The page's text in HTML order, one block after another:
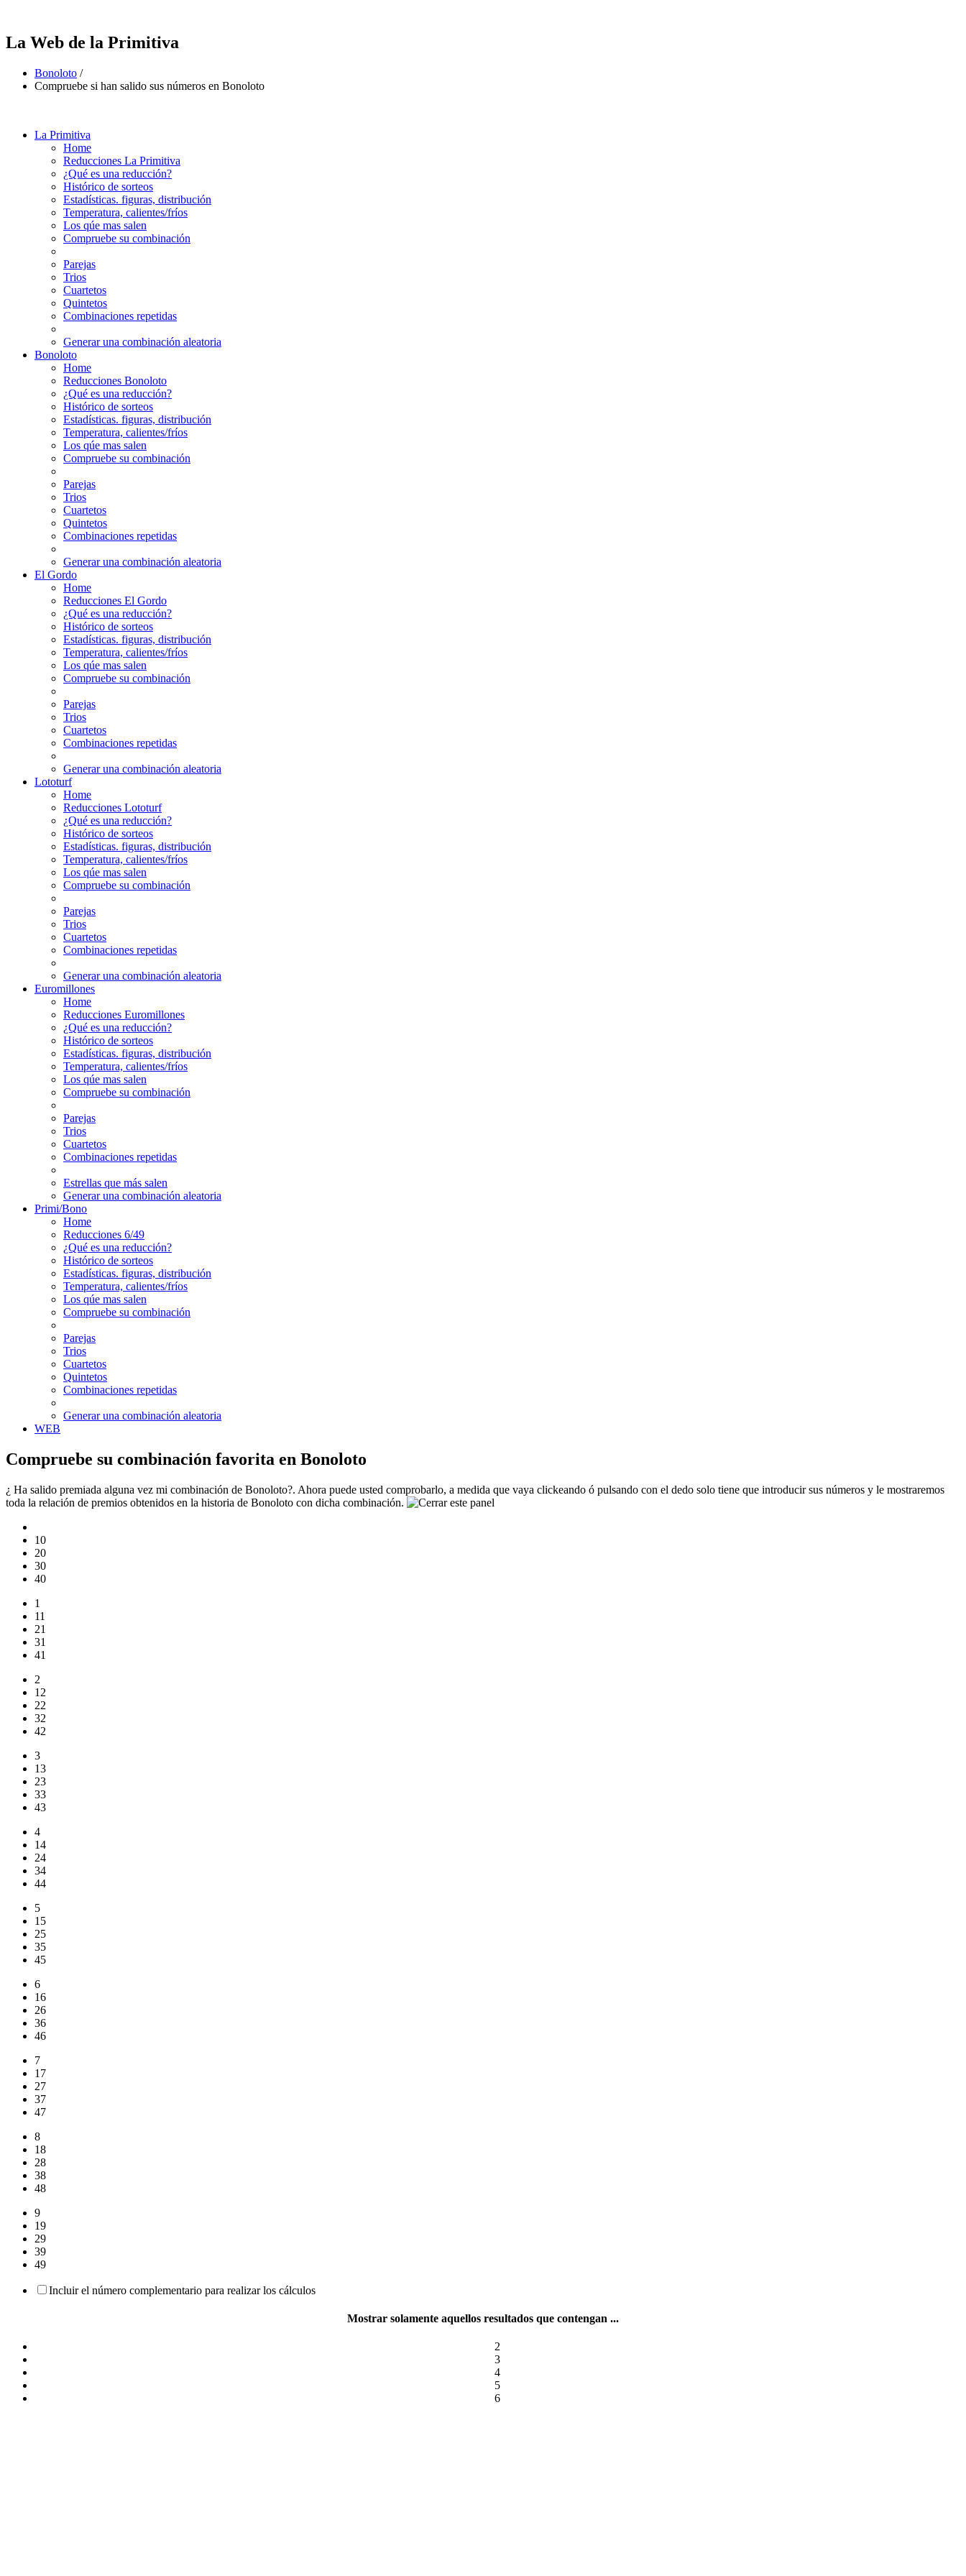
La Web de la Primitiva
Bonoloto /
Compruebe si han salido sus números en Bonoloto
La Primitiva
Home
Reducciones La Primitiva
¿Qué es una reducción?
Histórico de sorteos
Estadísticas. figuras, distribución
Temperatura, calientes/fríos
Los qúe mas salen
Compruebe su combinación
Parejas
Trios
Cuartetos
Quintetos
Combinaciones repetidas
Generar una combinación aleatoria
Bonoloto
Home
Reducciones Bonoloto
¿Qué es una reducción?
Histórico de sorteos
Estadísticas. figuras, distribución
Temperatura, calientes/fríos
Los qúe mas salen
Compruebe su combinación
Parejas
Trios
Cuartetos
Quintetos
Combinaciones repetidas
Generar una combinación aleatoria
El Gordo
Home
Reducciones El Gordo
¿Qué es una reducción?
Histórico de sorteos
Estadísticas. figuras, distribución
Temperatura, calientes/fríos
Los qúe mas salen
Compruebe su combinación
Parejas
Trios
Cuartetos
Combinaciones repetidas
Generar una combinación aleatoria
Lototurf
Home
Reducciones Lototurf
¿Qué es una reducción?
Histórico de sorteos
Estadísticas. figuras, distribución
Temperatura, calientes/fríos
Los qúe mas salen
Compruebe su combinación
Parejas
Trios
Cuartetos
Combinaciones repetidas
Generar una combinación aleatoria
Euromillones
Home
Reducciones Euromillones
¿Qué es una reducción?
Histórico de sorteos
Estadísticas. figuras, distribución
Temperatura, calientes/fríos
Los qúe mas salen
Compruebe su combinación
Parejas
Trios
Cuartetos
Combinaciones repetidas
Estrellas que más salen
Generar una combinación aleatoria
Primi/Bono
Home
Reducciones 6/49
¿Qué es una reducción?
Histórico de sorteos
Estadísticas. figuras, distribución
Temperatura, calientes/fríos
Los qúe mas salen
Compruebe su combinación
Parejas
Trios
Cuartetos
Quintetos
Combinaciones repetidas
Generar una combinación aleatoria
WEB
Compruebe su combinación favorita en Bonoloto
¿ Ha salido premiada alguna vez mi combinación de Bonoloto?. Ahora puede usted comprobarlo, a medida que vaya clickeando ó pulsando con el dedo solo tiene que introducir sus números y le mostraremos
toda la relación de premios obtenidos en la historia de Bonoloto con dicha combinación.
10
20
30
40
1
11
21
31
41
2
12
22
32
42
3
13
23
33
43
4
14
24
34
44
5
15
25
35
45
6
16
26
36
46
7
17
27
37
47
8
18
28
38
48
9
19
29
39
49
Incluir el número complementario para realizar los cálculos
Mostrar solamente aquellos resultados que contengan ...
2
3
4
5
6